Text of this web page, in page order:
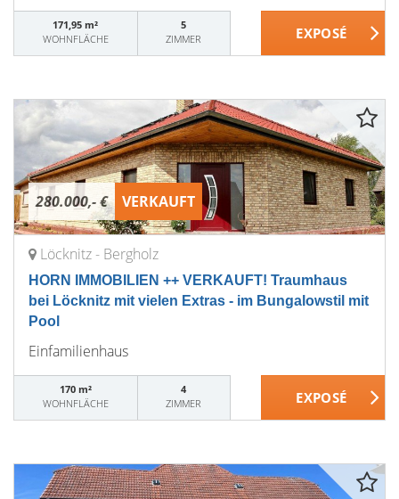
171,95 m²
WOHNFLÄCHE
5
ZIMMER
280.000,- € VERKAUFT
Löcknitz - Bergholz
HORN IMMOBILIEN ++ VERKAUFT! Traumhaus
bei Löcknitz mit vielen Extras - im Bungalowstil mit
Pool
Einfamilienhaus
170 m²
WOHNFLÄCHE
4
ZIMMER